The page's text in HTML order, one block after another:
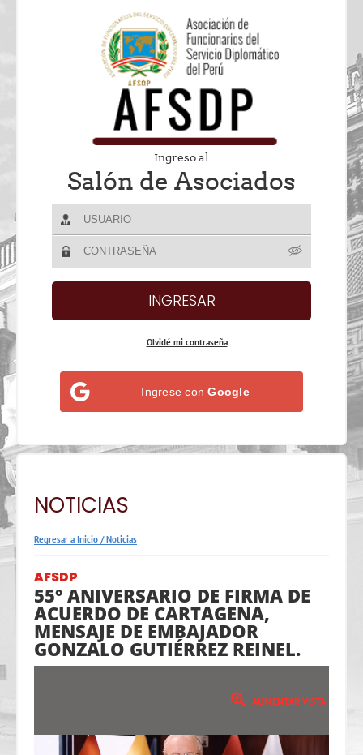
Ingreso al
Salón de Asociados
Olvidé mi contraseña
Ingrese conGoogle
NOTICIAS
Regresar a Inicio /Noticias
AFSDP
55° ANIVERSARIO DE FIRMA DE
ACUERDO DE CARTAGENA,
MENSAJE DE EMBAJADOR
GONZALO GUTIÉRREZ REINEL.